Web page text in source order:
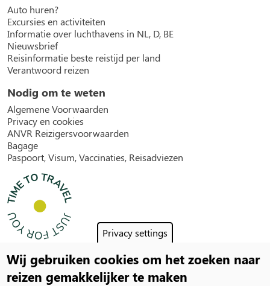
Privacy settings
Wij gebruiken cookies om het zoeken naar
reizen gemakkelijker te maken
Auto huren?
Excursies en activiteiten
Informatie over luchthavens in NL, D, BE
Nieuwsbrief
Reisinformatie beste reistijd per land
Verantwoord reizen
Nodig om te weten
Algemene Voorwaarden
Privacy en cookies
ANVR Reizigersvoorwaarden
Bagage
Paspoort, Visum, Vaccinaties, Reisadviezen
Social